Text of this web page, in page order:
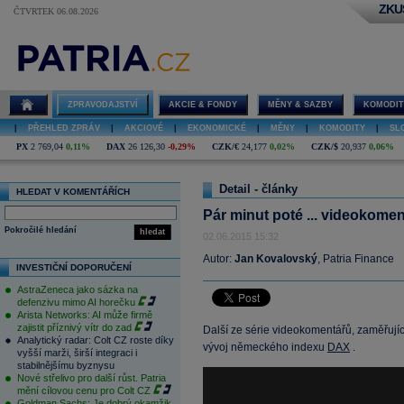
ČTVRTEK 06.08.2026
ZPRAVODAJSTVÍ AKCIE & FONDY MĚNY & SAZBY
PŘEHLED ZPRÁV AKCIOVÉ EKONOMICKÉ MĚNY KOMODITY
PX 2 769,04 0,11% DAX 26 126,30 -0,29% CZK/€ 24,177 0,02% CZK/$ 20,937 0,06%
HLEDAT V KOMENTÁŘÍCH
hledat
Pokročilé hledání
INVESTIČNÍ DOPORUČENÍ
AstraZeneca jako sázka na
defenzivu mimo AI horečku
Arista Networks: AI může firmě
zajistit příznivý vítr do zad
Analytický radar: Colt CZ roste díky
vyšší marži, širší integraci i
stabilnějšímu byznysu
Nové střelivo pro další růst. Patria
mění cílovou cenu pro Colt CZ
Detail - články
Pár minut poté ...
02.06.2015 15:32
Autor: Jan Kovalovský, Patria Finance
Další ze série videokomentářů,
vývoj německého indexu DAX .